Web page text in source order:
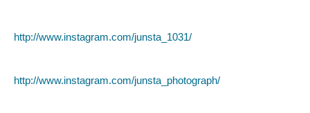
http://www.instagram.com/junsta_1031/
http://www.instagram.com/junsta_photograph/